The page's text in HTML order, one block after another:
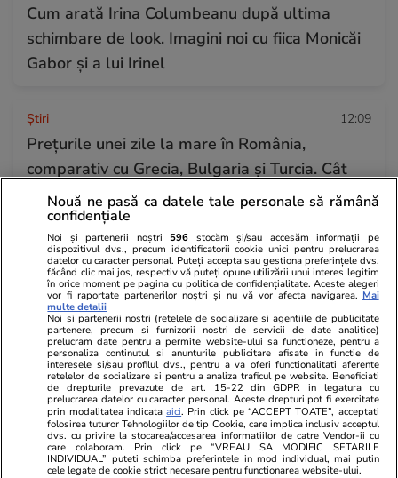
Cum arată Irina Columbeanu după ultima
schimbare de look. Imagini noi cu fiica Monicăi
Gabor și a lui Irinel
Ştiri 12:09
Prețurile unei zile la mare în România,
comparativ cu Grecia, Bulgaria și Turcia. Cât
costă un șezlong, o cafea și o bere la mijlocul
sezonului estival
Stiri Mondene 11:58
Motivul pentru care Anca Serea pleacă singură
în vacanțe: „Unii ajung în două ore, eu în 40!”
Auto 11:53
Semnul rutier pe care mulți șoferi îl confundă
sau ignoră. Indicatorul a fost eliminat de pe
unele drumuri europene
Nouă ne pasă ca datele tale personale să rămână
confidențiale
Noi și partenerii noștri 596 stocăm și/sau accesăm informații pe
dispozitivul dvs., precum identificatorii cookie unici pentru prelucrarea
datelor cu caracter personal. Puteți accepta sau gestiona preferințele dvs.
făcând clic mai jos, respectiv vă puteți opune utilizării unui interes legitim
în orice moment pe pagina cu politica de confidențialitate. Aceste alegeri
vor fi raportate partenerilor noștri și nu vă vor afecta navigarea. Mai
multe detalii
Noi si partenerii nostri (retelele de socializare si agentiile de publicitate
partenere, precum si furnizorii nostri de servicii de date analitice)
prelucram date pentru a permite website-ului sa functioneze, pentru a
personaliza continutul si anunturile publicitare afisate in functie de
interesele si/sau profilul dvs., pentru a va oferi functionalitati aferente
retelelor de socializare si pentru a analiza traficul pe website. Beneficiati
de drepturile prevazute de art. 15-22 din GDPR in legatura cu
prelucrarea datelor cu caracter personal. Aceste drepturi pot fi exercitate
prin modalitatea indicataaici. Prin click pe “ACCEPT TOATE”, acceptati
folosirea tuturor Tehnologiilor de tip Cookie, care implica inclusiv acceptul
dvs. cu privire la stocarea/accesarea informatiilor de catre Vendor-ii cu
care colaboram. Prin click pe “VREAU SA MODIFIC SETARILE
INDIVIDUAL” puteti schimba preferintele in mod individual, mai putin
cele legate de cookie strict necesare pentru functionarea website-ului.